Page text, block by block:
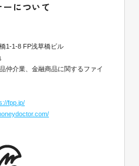
について
1-1-8 FP浅草橋ビル
仲介業、金融商品に関するファイ
fpp.jp/